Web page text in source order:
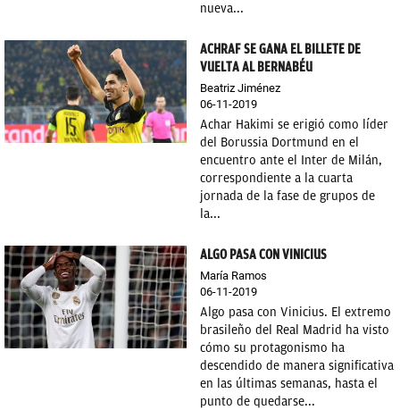
nueva...
ACHRAF SE GANA EL BILLETE DE
VUELTA AL BERNABÉU
Beatriz Jiménez
06-11-2019
Achar Hakimi se erigió como líder
del Borussia Dortmund en el
encuentro ante el Inter de Milán,
correspondiente a la cuarta
jornada de la fase de grupos de
la...
ALGO PASA CON VINICIUS
María Ramos
06-11-2019
Algo pasa con Vinicius. El extremo
brasileño del Real Madrid ha visto
cómo su protagonismo ha
descendido de manera significativa
en las últimas semanas, hasta el
punto de quedarse...